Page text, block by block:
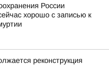
России
хорошо с записью к
реконструкция